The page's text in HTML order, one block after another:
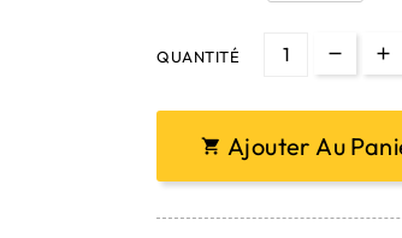
QUANTITÉ
 Ajouter Au